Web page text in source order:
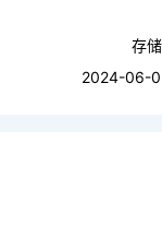
存
2024-06-